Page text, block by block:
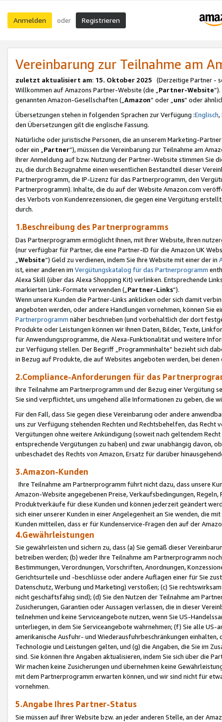
Anmelden oder Registrieren
Vereinbarung zur Teilnahme am
zuletzt aktualisiert am: 15. Oktober 2025 (Derzeitige Partner -
Willkommen auf Amazons Partner-Website (die „Partner-Website
genannten Amazon-Gesellschaften („Amazon“ oder „uns“ oder
Übersetzungen stehen in folgenden Sprachen zur Verfügung :Englisch,
den Übersetzungen gilt die englische Fassung.
Natürliche oder juristische Personen, die an unserem Marketing-
oder ein „Partner“), müssen die Vereinbarung zur Teilnahme am
Ihrer Anmeldung auf bzw. Nutzung der Partner-Website stimmen Sie
zu, die durch Bezugnahme einen wesentlichen Bestandteil dieser
Partnerprogramm, die IP-Lizenz für das Partnerprogramm, den
Partnerprogramm). Inhalte, die du auf der Website Amazon.com
des Verbots von Kundenrezensionen, die gegen eine Vergütung
durch.
1.Beschreibung des Partnerprogramms
Das Partnerprogramm ermöglicht Ihnen, mit Ihrer Website, Ihren
(nur verfügbar für Partner, die eine Partner-ID für die Amazon UK
Website“) Geld zu verdienen, indem Sie Ihre Website mit einer der in
ist, einer anderen im Vergütungskatalog für das Partnerprogramm
Alexa Skill (über das Alexa Shopping Kit) verlinken. Entsprechende
markierten Link-Formate verwenden („ Partner-Links“).
Wenn unsere Kunden die Partner-Links anklicken oder sich damit
angeboten werden, oder andere Handlungen vornehmen, können Sie
Partnerprogramm näher beschrieben (und vorbehaltlich der dort
Produkte oder Leistungen können wir Ihnen Daten, Bilder, Texte,
für Anwendungsprogramme, die Alexa-Funktionalität und weitere
zur Verfügung stellen. Der Begriff „Programminhalte“ bezieht sich
in Bezug auf Produkte, die auf Websites angeboten werden, bei
2.Compliance-Anforderungen für das
Ihre Teilnahme am Partnerprogramm und der Bezug einer Vergütung
Sie sind verpflichtet, uns umgehend alle Informationen zu geben, die
Für den Fall, dass Sie gegen diese Vereinbarung oder andere
uns zur Verfügung stehenden Rechten und Rechtsbehelfen, das
Vergütungen ohne weitere Ankündigung (soweit nach geltendem
entsprechende Vergütungen zu haben) und zwar unabhängig davon,
unbeschadet des Rechts von Amazon, Ersatz für darüber
3.Amazon-Kunden
Ihre Teilnahme am Partnerprogramm führt nicht dazu, dass unsere
Amazon-Website angegebenen Preise, Verkaufsbedingungen,
Produktverkäufe für diese Kunden und können jederzeit geändert
sich einer unserer Kunden in einer Angelegenheit an Sie wenden, die
Kunden mitteilen, dass er für Kundenservice-Fragen den auf der
4.Gewährleistungen
Sie gewährleisten und sichern zu, dass (a) Sie gemäß dieser
betreiben werden; (b) weder Ihre Teilnahme am Partnerprogramm
Bestimmungen, Verordnungen, Vorschriften, Anordnungen,
Gerichtsurteile und -beschlüsse oder andere Auflagen einer für Sie
Datenschutz, Werbung und Marketing) verstoßen; (c) Sie
nicht geschäftsfähig sind); (d) Sie den Nutzen der Teilnahme am
Zusicherungen, Garantien oder Aussagen verlassen, die in dieser
teilnehmen und keine Serviceangebote nutzen, wenn Sie US-
unterliegen, in dem Sie Serviceangebote wahrnehmen; (f) Sie alle
amerikanische Ausfuhr- und Wiederausfuhrbeschränkungen
Technologie und Leistungen gelten, und (g) die Angaben, die Sie im
sind. Sie können Ihre Angaben aktualisieren, indem Sie sich über die
Wir machen keine Zusicherungen und übernehmen keine
mit dem Partnerprogramm erwarten können, und wir sind nicht für
vornehmen.
5.Angabe Ihres Partner-Status
Sie müssen auf Ihrer Website bzw. an jeder anderen Stelle, an der